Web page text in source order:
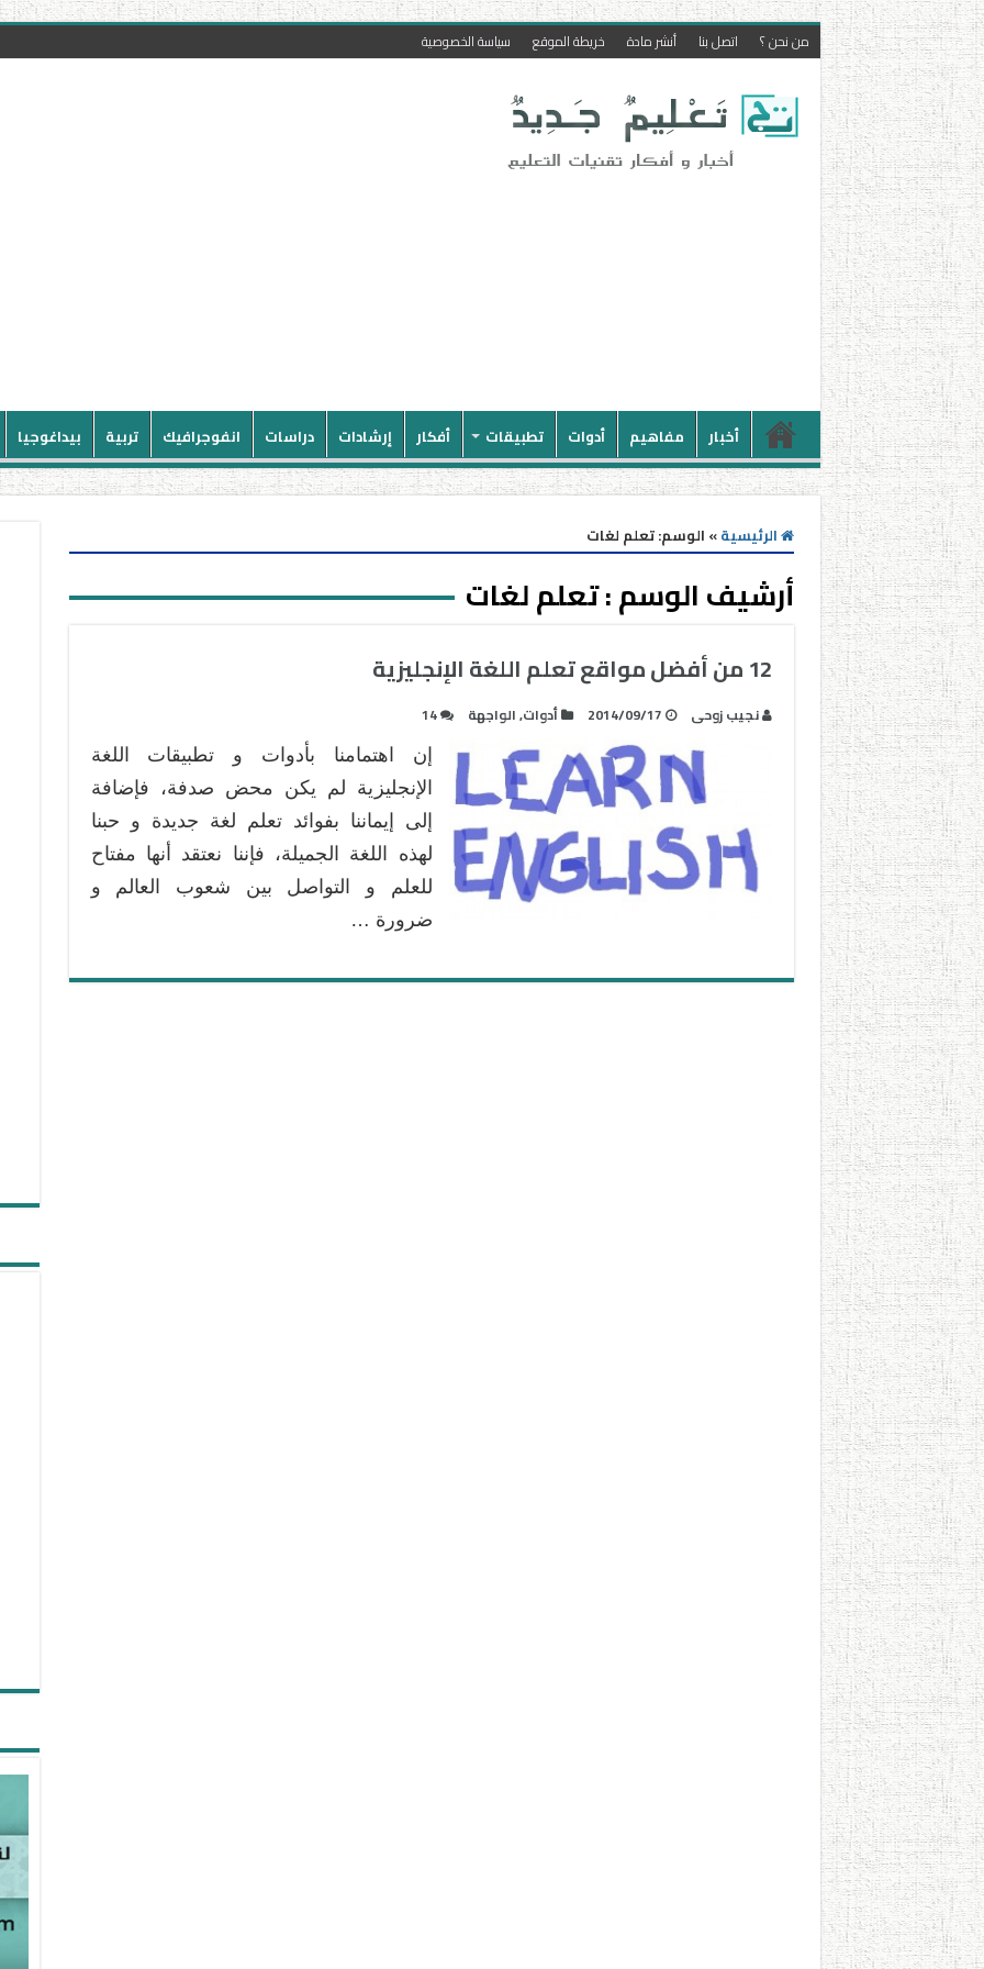
من نحن ؟ اتصل بنا أنشر مادة خريطة الموقع سياسة الخصوصية
أخبار مفاهيم أدوات تطبيقات أفكار إرشادات دراسات انفوجرافيك تربية بيداغوجيا
الرئيسية» الوسم:تعلم لغات
أرشيف الوسم :تعلم لغات
12 من أفضل مواقع تعلم اللغة الإنجليزية
نجيب زوحى 2014/09/17 أدوات,الواجهة 14
إن اهتمامنا بأدوات و تطبيقات اللغة
الإنجليزية لم يكن محض صدفة، فإضافة
إلى إيماننا بفوائد تعلم لغة جديدة و حبنا
لهذه اللغة الجميلة، فإننا نعتقد أنها مفتاح
للعلم و التواصل بين شعوب العالم و
ضرورة …